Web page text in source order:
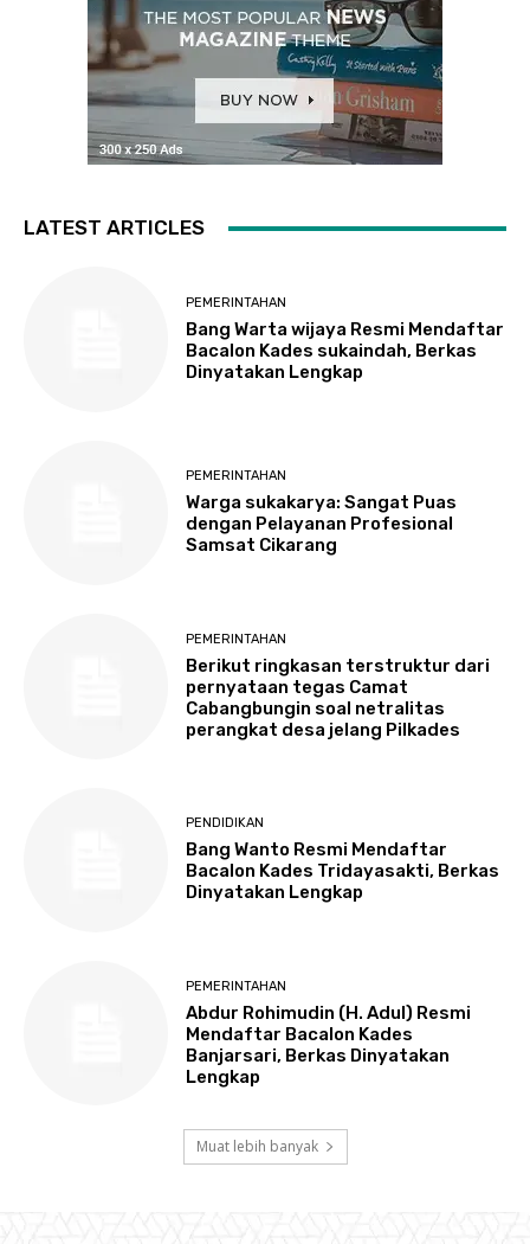
LATEST ARTICLES
PEMERINTAHAN
Bang Warta wijaya Resmi Mendaftar
Bacalon Kades sukaindah, Berkas
Dinyatakan Lengkap
PEMERINTAHAN
Warga sukakarya: Sangat Puas
dengan Pelayanan Profesional
Samsat Cikarang
PEMERINTAHAN
Berikut ringkasan terstruktur dari
pernyataan tegas Camat
Cabangbungin soal netralitas
perangkat desa jelang Pilkades
PENDIDIKAN
Bang Wanto Resmi Mendaftar
Bacalon Kades Tridayasakti, Berkas
Dinyatakan Lengkap
PEMERINTAHAN
Abdur Rohimudin (H. Adul) Resmi
Mendaftar Bacalon Kades
Banjarsari, Berkas Dinyatakan
Lengkap
Muat lebih banyak